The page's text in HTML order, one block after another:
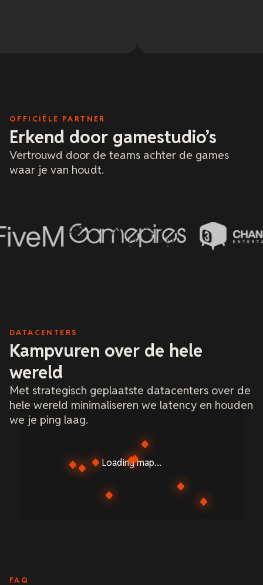
OFFICIËLE PARTNER
Erkend door gamestudio’s
Vertrouwd door de teams achter de games
waar je van houdt.
DATACENTERS
Kampvuren over de hele
wereld
Met strategisch geplaatste datacenters over de
hele wereld minimaliseren we latency en houden
we je ping laag.
Loading map...
FAQ